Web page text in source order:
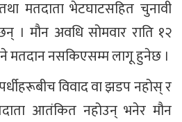
मतदाता भेटघाटसहित चुनावी
। मौन अवधि सोमवार राति १२
नसकिएसम्म लागू हुनेछ ।
विवाद वा झडप नहोस् र
आतंकित नहोउन् भनेर मौन